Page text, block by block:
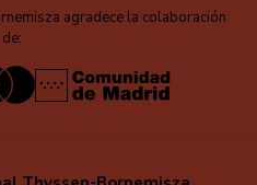
agradece la colaboración
de: